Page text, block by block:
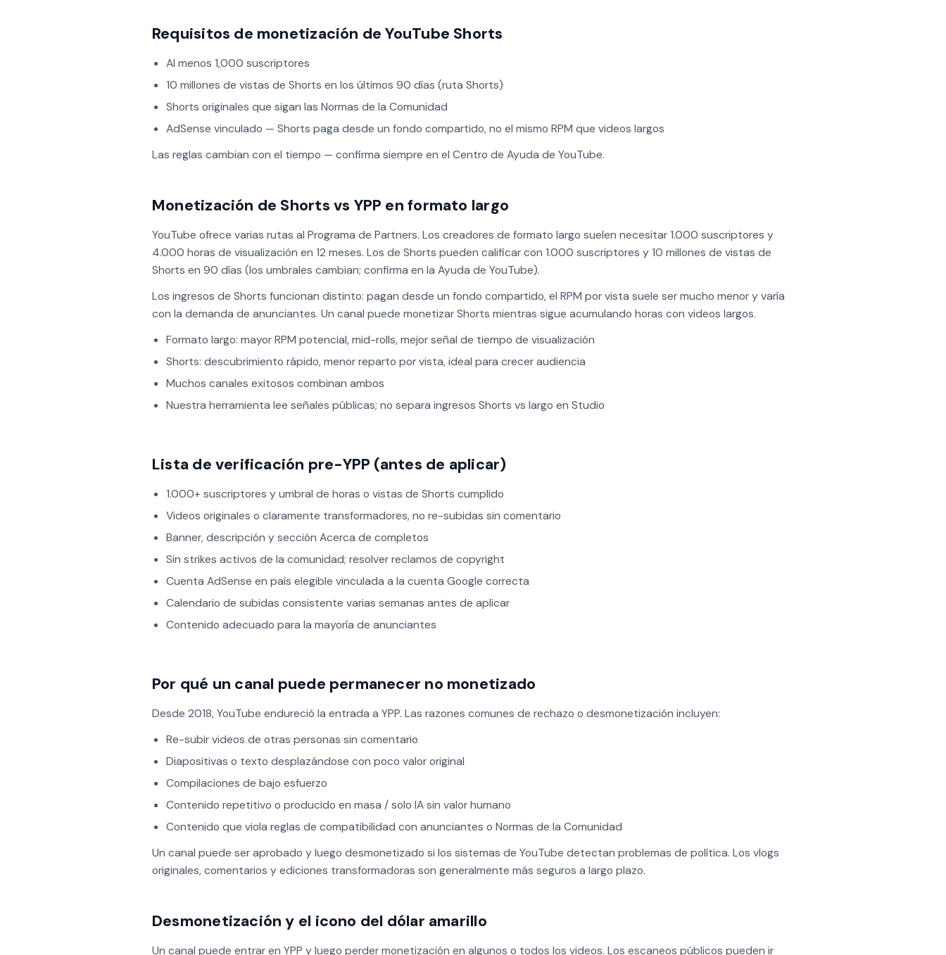
Requisitos de monetización de YouTube Shorts
Al menos 1,000 suscriptores
10 millones de vistas de Shorts en los últimos 90 días (ruta Shorts)
Shorts originales que sigan las Normas de la Comunidad
AdSense vinculado — Shorts paga desde un fondo compartido, no el mismo RPM que videos largos
Las reglas cambian con el tiempo — confirma siempre en el Centro de Ayuda de YouTube.
Monetización de Shorts vs YPP en formato largo
YouTube ofrece varias rutas al Programa de Partners. Los creadores de formato largo suelen necesitar 1.000 suscriptores y
4.000 horas de visualización en 12 meses. Los de Shorts pueden calificar con 1.000 suscriptores y 10 millones de vistas de
Shorts en 90 días (los umbrales cambian; confirma en la Ayuda de YouTube).
Los ingresos de Shorts funcionan distinto: pagan desde un fondo compartido, el RPM por vista suele ser mucho menor y varía
con la demanda de anunciantes. Un canal puede monetizar Shorts mientras sigue acumulando horas con videos largos.
Formato largo: mayor RPM potencial, mid-rolls, mejor señal de tiempo de visualización
Shorts: descubrimiento rápido, menor reparto por vista, ideal para crecer audiencia
Muchos canales exitosos combinan ambos
Nuestra herramienta lee señales públicas; no separa ingresos Shorts vs largo en Studio
Lista de verificación pre-YPP (antes de aplicar)
1.000+ suscriptores y umbral de horas o vistas de Shorts cumplido
Videos originales o claramente transformadores, no re-subidas sin comentario
Banner, descripción y sección Acerca de completos
Sin strikes activos de la comunidad; resolver reclamos de copyright
Cuenta AdSense en país elegible vinculada a la cuenta Google correcta
Calendario de subidas consistente varias semanas antes de aplicar
Contenido adecuado para la mayoría de anunciantes
Por qué un canal puede permanecer no monetizado
Desde 2018, YouTube endureció la entrada a YPP. Las razones comunes de rechazo o desmonetización incluyen:
Re-subir videos de otras personas sin comentario
Diapositivas o texto desplazándose con poco valor original
Compilaciones de bajo esfuerzo
Contenido repetitivo o producido en masa / solo IA sin valor humano
Contenido que viola reglas de compatibilidad con anunciantes o Normas de la Comunidad
Un canal puede ser aprobado y luego desmonetizado si los sistemas de YouTube detectan problemas de política. Los vlogs
originales, comentarios y ediciones transformadoras son generalmente más seguros a largo plazo.
Desmonetización y el icono del dólar amarillo
Un canal puede entrar en YPP y luego perder monetización en algunos o todos los videos. Los escaneos públicos pueden ir